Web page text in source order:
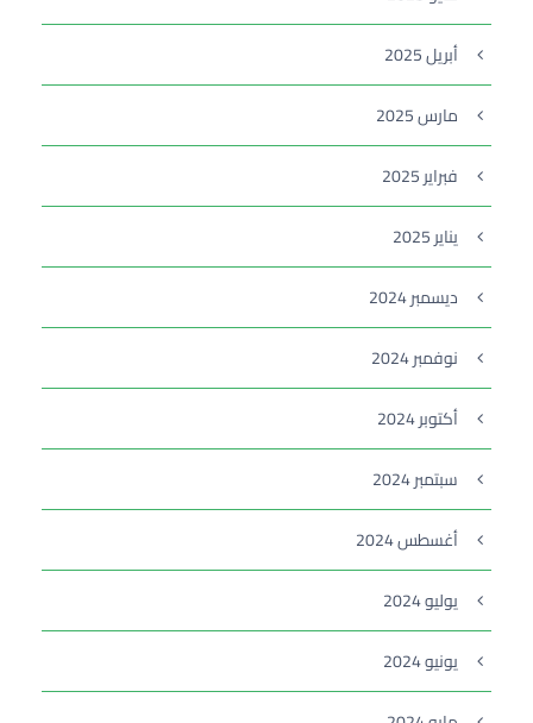
أبريل 2025
مارس 2025
فبراير 2025
يناير 2025
ديسمبر 2024
نوفمبر 2024
أكتوبر 2024
سبتمبر 2024
أغسطس 2024
يوليو 2024
يونيو 2024